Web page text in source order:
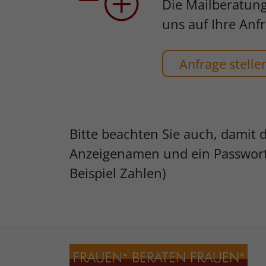
Die
uns auf Ihre
Anfrage
Bitte beachten Sie auch, damit
Anzeigenamen und ein
Beispiel Zahlen)